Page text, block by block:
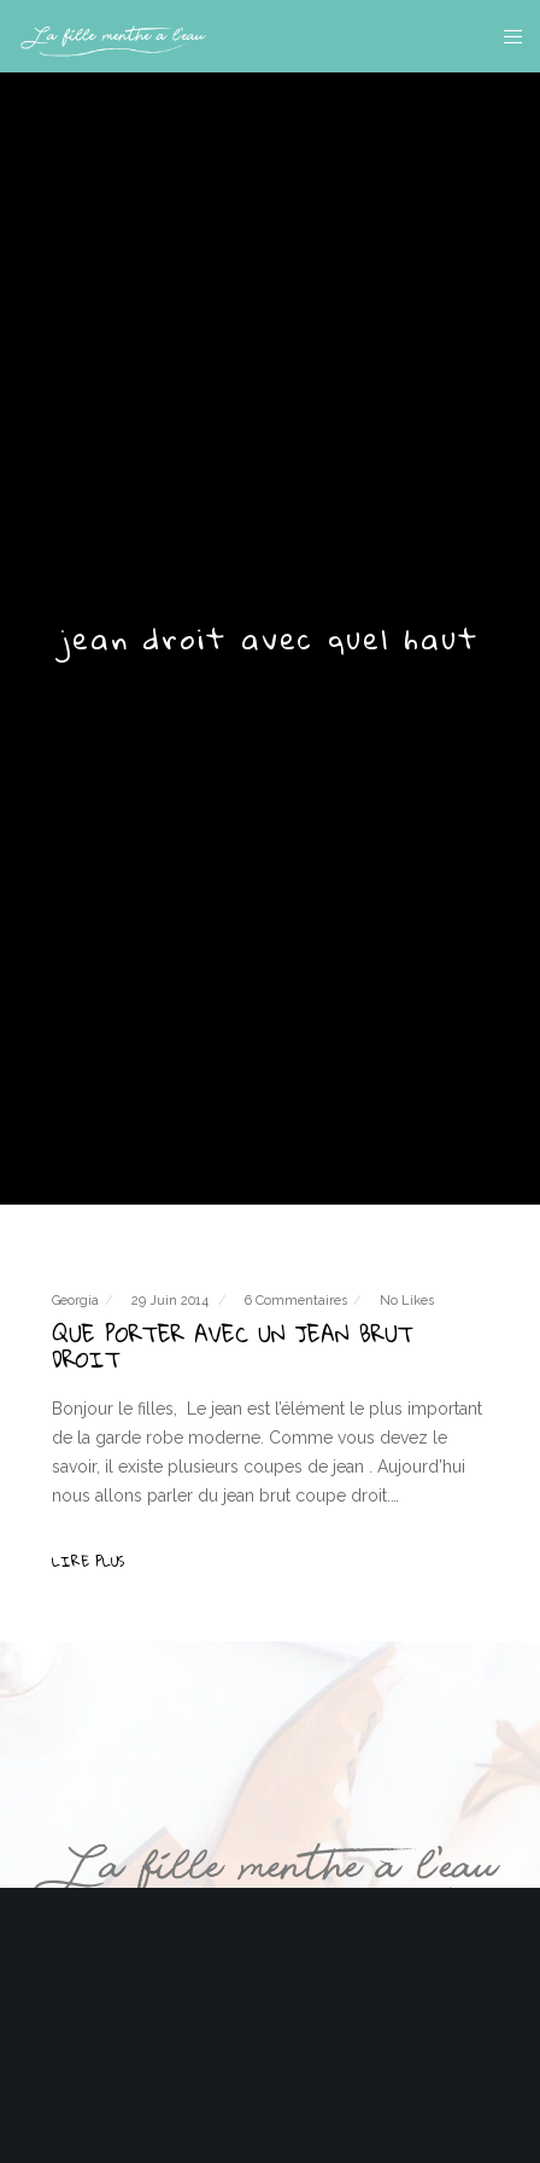
jean droit avec quel haut
Georgia 29 Juin 2014 6 Commentaires No Likes
QUE PORTER AVEC UN JEAN BRUT
DROIT
Bonjour le filles, Le jean est l’élément le plus important
de la garde robe moderne. Comme vous devez le
savoir, il existe plusieurs coupes de jean . Aujourd’hui
nous allons parler du jean brut coupe droit.…
LIRE PLUS